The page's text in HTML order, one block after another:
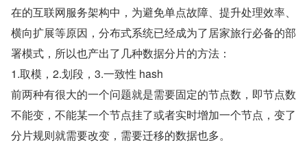
在的互联网服务架构中，为避免单点故障、提升处理效率、
横向扩展等原因，分布式系统已经成为了居家旅行必备的部
署模式，所以也产出了几种数据分片的方法：
1.取模，2.划段，3.一致性 hash
前两种有很大的一个问题就是需要固定的节点数，即节点数
不能变，不能某一个节点挂了或者实时增加一个节点，变了
分片规则就需要改变，需要迁移的数据也多。